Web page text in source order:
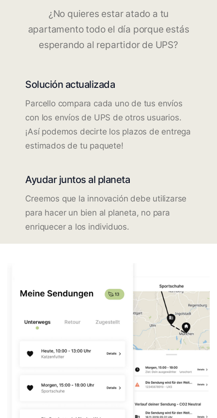
¿No quieres estar atado a tu
apartamento todo el día porque estás
esperando al repartidor de UPS?
Solución actualizada
Parcello compara cada uno de tus envíos
con los envíos de UPS de otros usuarios.
¡Así podemos decirte los plazos de entrega
estimados de tu paquete!
Ayudar juntos al planeta
Creemos que la innovación debe utilizarse
para hacer un bien al planeta, no para
enriquecer a los individuos.